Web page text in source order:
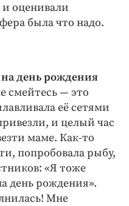
и оценивали
была что надо.
день рождения
смейтесь — это
её сетями
и целый час
маме. Как-то
попробовала рыбу,
«Я тоже
день рождения».
Мне